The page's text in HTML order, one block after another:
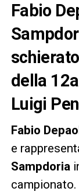
Fabio
della
Luigi
Fabio
e
Sampdoria